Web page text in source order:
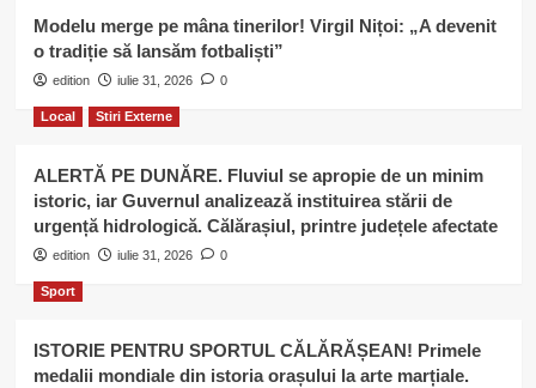
Modelu merge pe mâna tinerilor! Virgil Nițoi: „A devenit
o tradiție să lansăm fotbaliști”
edition iulie 31, 2026 0
Local Stiri Externe
ALERTĂ PE DUNĂRE. Fluviul se apropie de un minim
istoric, iar Guvernul analizează instituirea stării de
urgență hidrologică. Călărașiul, printre județele afectate
edition iulie 31, 2026 0
Sport
ISTORIE PENTRU SPORTUL CĂLĂRĂȘEAN! Primele
medalii mondiale din istoria orașului la arte marțiale.